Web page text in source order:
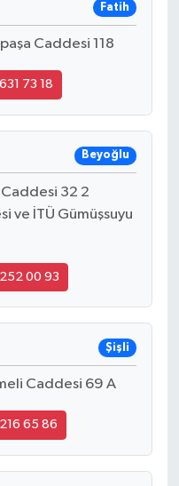
Fatih
Caddesi 118
73 18
Beyoğlu
32 2
ve İTÜ Gümüşsuyu
00 93
Şişli
Caddesi 69 A
65 86